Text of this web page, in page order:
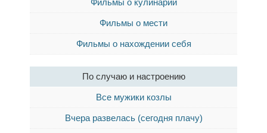
Фильмы о кулинарии
Фильмы о мести
Фильмы о нахождении себя
По случаю и настроению
Все мужики козлы
Вчера развелась (сегодня плачу)